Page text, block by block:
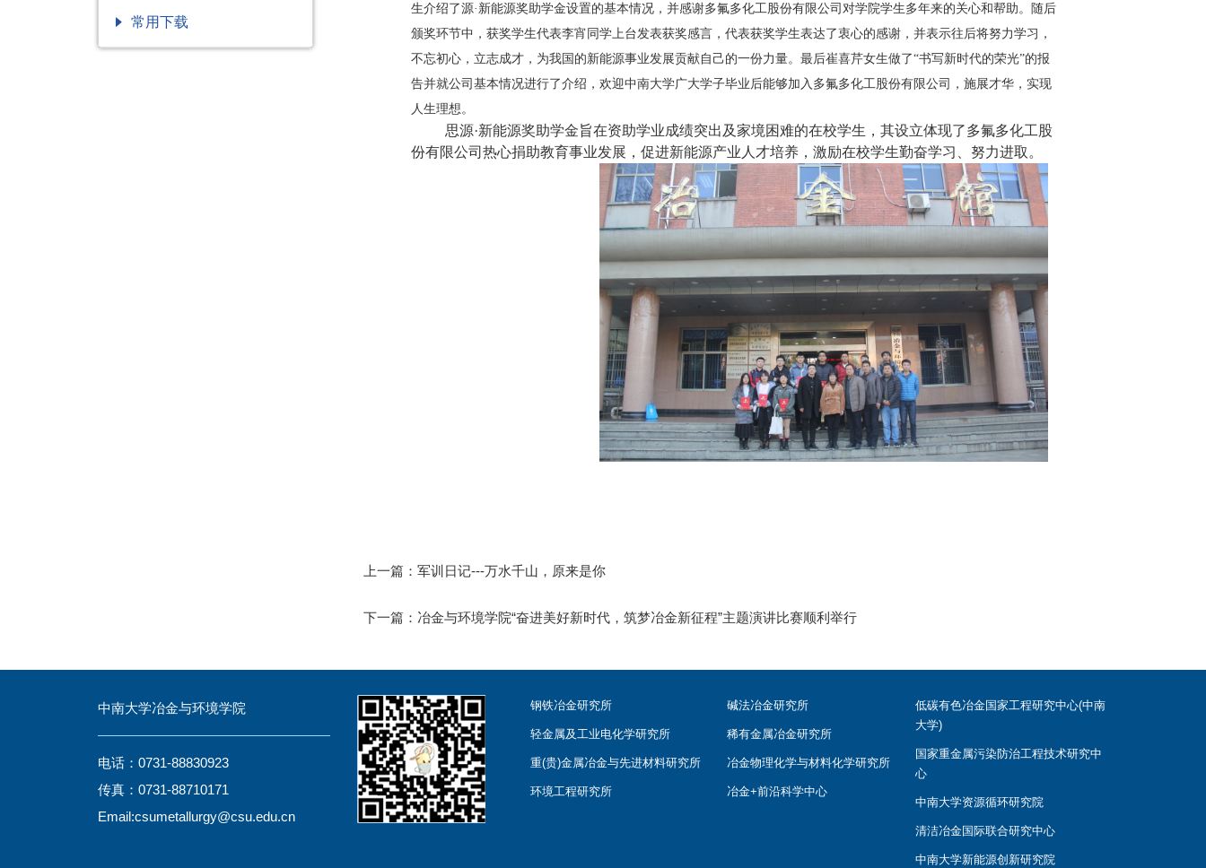
常用下载
生介绍了源·新能源奖助学金设置的基本情况，并感谢多氟多化工股份有限公司对学院学生多年来的关心和帮助。随后
颁奖环节中，获奖学生代表李宵同学上台发表获奖感言，代表获奖学生表达了衷心的感谢，并表示往后将努力学习，
不忘初心，立志成才，为我国的新能源事业发展贡献自己的一份力量。最后崔喜芹女生做了“书写新时代的荣光”的报
告并就公司基本情况进行了介绍，欢迎中南大学广大学子毕业后能够加入多氟多化工股份有限公司，施展才华，实现
人生理想。
思源·新能源奖助学金旨在资助学业成绩突出及家境困难的在校学生，其设立体现了多氟多化工股
份有限公司热心捐助教育事业发展，促进新能源产业人才培养，激励在校学生勤奋学习、努力进取。
上一篇： 军训日记---万水千山，原来是你
下一篇： 冶金与环境学院“奋进美好新时代，筑梦冶金新征程”主题演讲比赛顺利举行
中南大学冶金与环境学院
电话：0731-88830923
传真：0731-88710171
Email:csumetallurgy@csu.edu.cn
钢铁冶金研究所 碱法冶金研究所
轻金属及工业电化学研究所 稀有金属冶金研究所
重(贵)金属冶金与先进材料研究所 冶金物理化学与材料化学研究所
环境工程研究所 冶金+前沿科学中心
低碳有色冶金国家工程研究中心(中南
大学)
国家重金属污染防治工程技术研究中
心
中南大学资源循环研究院
清洁冶金国际联合研究中心
中南大学新能源创新研究院